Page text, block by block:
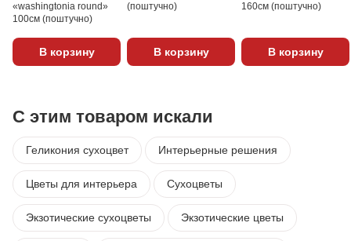
«washingtonia round»
100см (поштучно)
В корзину
(поштучно)
В корзину
160см (поштучно)
В корзину
С этим товаром искали
Геликония сухоцвет Интерьерные решения
Цветы для интерьера Сухоцветы
Экзотические сухоцветы Экзотические цветы